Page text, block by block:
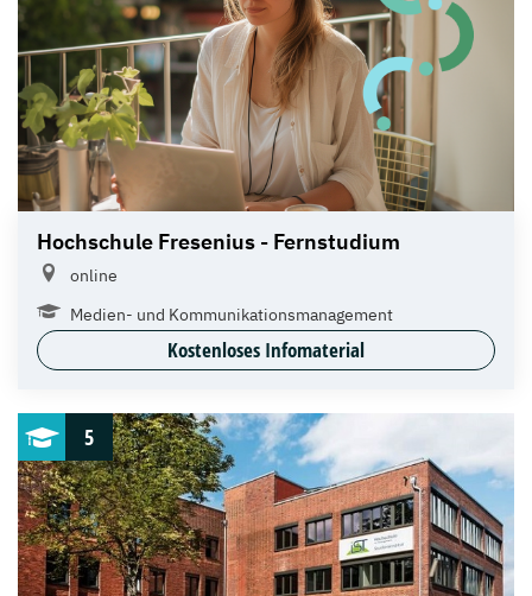
Hochschule Fresenius - Fernstudium
online
Medien- und Kommunikationsmanagement
Kostenloses Infomaterial
5